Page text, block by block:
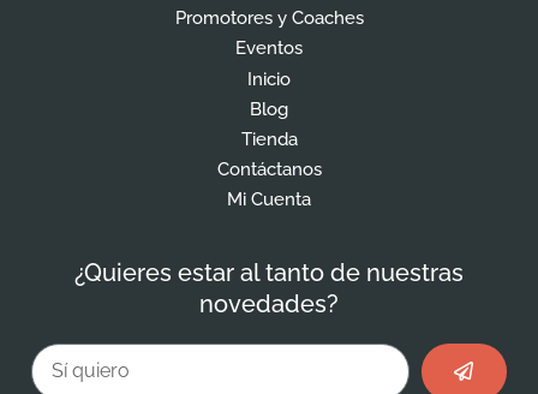
Promotores y Coaches
Eventos
Inicio
Blog
Tienda
Contáctanos
Mi Cuenta
¿Quieres estar al tanto de nuestras
novedades?
Email Enviar